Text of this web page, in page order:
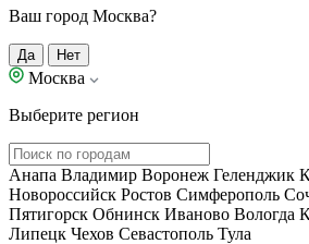
Ваш город Москва?
Да Нет
Москва
Выберите регион
Анапа Владимир Воронеж Геленджик
Новороссийск Ростов Симферополь
Пятигорск Обнинск Иваново Вологда
Липецк Чехов Севастополь Тула